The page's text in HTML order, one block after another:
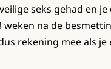
seks gehad en
weken na de
rekening mee als je